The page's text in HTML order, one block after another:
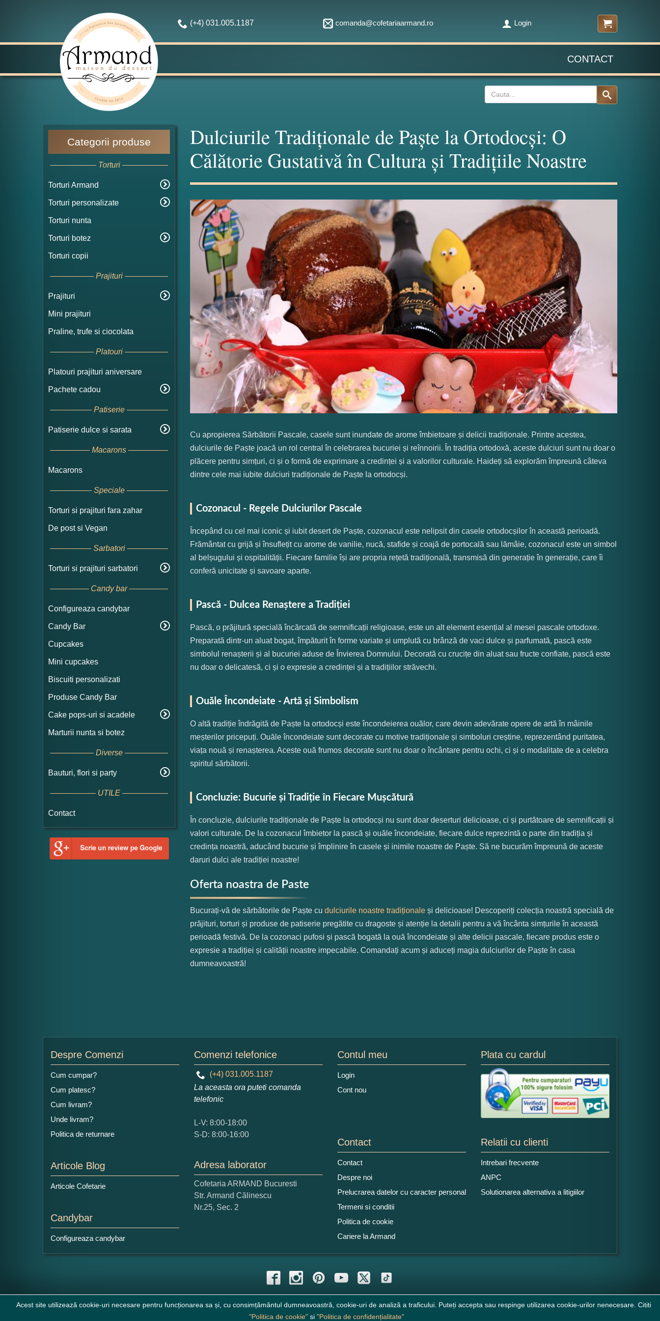
(+4) 031.005.1187 comanda@cofetariaarmand.ro Login
CONTACT
Categorii produse
Torturi
Torturi Armand
Torturi personalizate
Torturi nunta
Torturi botez
Torturi copii
Prajituri
Prajituri
Mini prajituri
Praline, trufe si ciocolata
Platouri
Platouri prajituri aniversare
Pachete cadou
Patiserie
Patiserie dulce si sarata
Macarons
Macarons
Speciale
Torturi si prajituri fara zahar
De post si Vegan
Sarbatori
Torturi si prajituri sarbatori
Candy bar
Configureaza candybar
Candy Bar
Cupcakes
Mini cupcakes
Biscuiti personalizati
Produse Candy Bar
Cake pops-uri si acadele
Marturii nunta si botez
Diverse
Bauturi, flori si party
UTILE
Contact
Dulciurile Tradiționale de Paște la Ortodocși: O
Călătorie Gustativă în Cultura și Tradițiile Noastre
Cu apropierea Sărbătorii Pascale, casele sunt inundate de arome îmbietoare și delicii tradiționale. Printre acestea,
dulciurile de Paște joacă un rol central în celebrarea bucuriei și reînnoirii. În tradiția ortodoxă, aceste dulciuri sunt nu doar o
plăcere pentru simțuri, ci și o formă de exprimare a credinței și a valorilor culturale. Haideți să explorăm împreună câteva
dintre cele mai iubite dulciuri tradiționale de Paște la ortodocși.
Cozonacul - Regele Dulciurilor Pascale
Începând cu cel mai iconic și iubit desert de Paște, cozonacul este nelipsit din casele ortodocșilor în această perioadă.
Frământat cu grijă și însuflețit cu arome de vanilie, nucă, stafide și coajă de portocală sau lămâie, cozonacul este un simbol
al belșugului și ospitalității. Fiecare familie își are propria rețetă tradițională, transmisă din generație în generație, care îi
conferă unicitate și savoare aparte.
Pască - Dulcea Renaștere a Tradiției
Pască, o prăjitură specială încărcată de semnificații religioase, este un alt element esențial al mesei pascale ortodoxe.
Preparată dintr-un aluat bogat, împăturit în forme variate și umplută cu brânză de vaci dulce și parfumată, pască este
simbolul renașterii și al bucuriei aduse de Învierea Domnului. Decorată cu crucițe din aluat sau fructe confiate, pască este
nu doar o delicatesă, ci și o expresie a credinței și a tradițiilor străvechi.
Ouăle Încondeiate - Artă și Simbolism
O altă tradiție îndrăgită de Paște la ortodocși este încondeierea ouălor, care devin adevărate opere de artă în mâinile
meșterilor pricepuți. Ouăle încondeiate sunt decorate cu motive tradiționale și simboluri creștine, reprezentând puritatea,
viața nouă și renașterea. Aceste ouă frumos decorate sunt nu doar o încântare pentru ochi, ci și o modalitate de a celebra
spiritul sărbătorii.
Concluzie: Bucurie și Tradiție în Fiecare Mușcătură
În concluzie, dulciurile tradiționale de Paște la ortodocși nu sunt doar deserturi delicioase, ci și purtătoare de semnificații și
valori culturale. De la cozonacul îmbietor la pască și ouăle încondeiate, fiecare dulce reprezintă o parte din tradiția și
credința noastră, aducând bucurie și împlinire în casele și inimile noastre de Paște. Să ne bucurăm împreună de aceste
daruri dulci ale tradiției noastre!
Oferta noastra de Paste
Bucurați-vă de sărbătorile de Paște cu dulciurile noastre tradiționale și delicioase! Descoperiți colecția noastră specială de
prăjituri, torturi și produse de patiserie pregătite cu dragoste și atenție la detalii pentru a vă încânta simțurile în această
perioadă festivă. De la cozonaci pufosi și pască bogată la ouă încondeiate și alte delicii pascale, fiecare produs este o
expresie a tradiției și calității noastre impecabile. Comandați acum și aduceți magia dulciurilor de Paște în casa
dumneavoastră!
Despre Comenzi
Cum cumpar?
Cum platesc?
Cum livram?
Unde livram?
Politica de returnare
Articole Blog
Articole Cofetarie
Candybar
Configureaza candybar
Comenzi telefonice
(+4) 031.005.1187
La aceasta ora puteti comanda
telefonic
L-V: 8:00-18:00
S-D: 8:00-16:00
Adresa laborator
Cofetaria ARMAND Bucuresti
Str. Armand Călinescu
Nr.25, Sec. 2
Contul meu
Login
Cont nou
Plata cu cardul
Contact
Contact
Despre noi
Prelucrarea datelor cu caracter personal
Termeni si conditii
Politica de cookie
Cariere la Armand
Relatii cu clienti
Intrebari frecvente
ANPC
Solutionarea alternativa a litigiilor
Acest site utilizează cookie-uri necesare pentru funcționarea sa și, cu consimțământul dumneavoastră, cookie-uri de analiză a traficului. Puteți accepta sau respinge utilizarea cookie-urilor nenecesare. Cititi
"Politica de cookie"si "Politica de confidențialitate"